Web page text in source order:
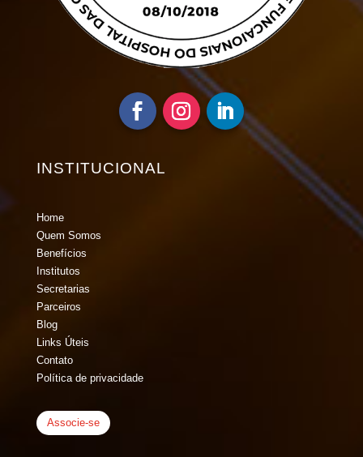
INSTITUCIONAL
Home
Quem Somos
Benefícios
Institutos
Secretarias
Parceiros
Blog
Links Úteis
Contato
Política de privacidade
Associe-se